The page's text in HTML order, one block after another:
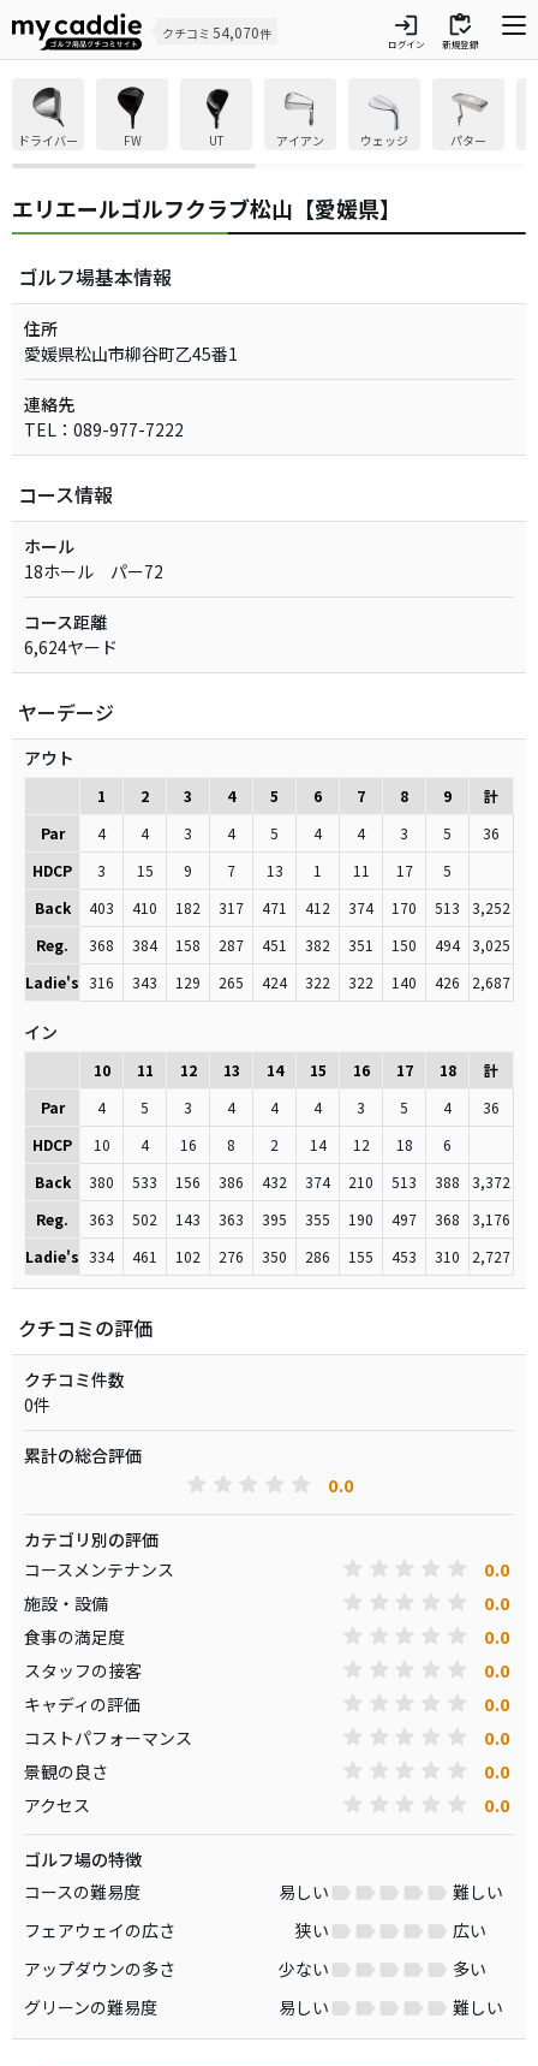
クチコミ 54,070件 login
ログイン
inventory
新規登録
ドライバー FW UT アイアン ウェッジ パター
エリエールゴルフクラブ松山【愛媛県】
ゴルフ場基本情報
住所
愛媛県松山市柳谷町乙45番1
連絡先
TEL：089-977-7222
コース情報
ホール
18ホール パー72
コース距離
6,624ヤード
ヤーデージ
アウト
1 2 3 4 5 6 7 8 9
計
Par
4 4 3 4 5 4 4 3 5
36
HDCP
3 15 9 7 13 1 11 17
5
Back
403 410 182 317 471 412 374 170 513
3,252
Reg.
368 384 158 287 451 382 351 150 494 3,025
Ladie's 316 343 129 265 424 322 322 140 426 2,687
イン
10 11 12 13 14 15 16 17 18
計
Par
4 5 3 4 4 4 3 5 4
36
HDCP
10 4 16 8 2 14 12 18
6
Back
380 533 156 386 432 374 210 513 388
3,372
Reg.
363 502 143 363 395 355 190 497 368
3,176
Ladie's 334 461 102 276 350 286 155 453 310 2,727
クチコミの評価
クチコミ件数
0件
累計の総合評価
0.0
カテゴリ別の評価
コースメンテナンス
0.0
施設・設備 0.0
食事の満足度 0.0
スタッフの接客 0.0
キャディの評価 0.0
コストパフォーマンス 0.0
景観の良さ 0.0
アクセス 0.0
ゴルフ場の特徴
コースの難易度
易しい
難しい
フェアウェイの広さ
狭い
広い
アップダウンの多さ
少ない
多い
グリーンの難易度
易しい 難しい